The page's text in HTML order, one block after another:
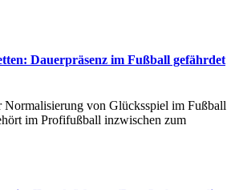
Dauerpräsenz im Fußball gefährdet
Normalisierung von Glücksspiel im Fußball
im Profifußball inzwischen zum